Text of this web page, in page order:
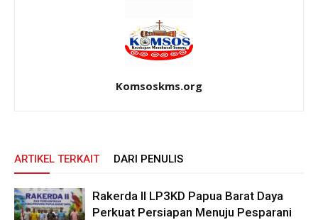
Komsoskms.org
ARTIKEL TERKAIT DARI PENULIS
Rakerda II LP3KD Papua Barat Daya
Perkuat Persiapan Menuju Pesparani